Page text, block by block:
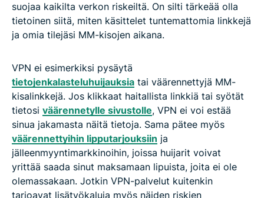
suojaa kaikilta verkon riskeiltä. On silti tärkeää olla
tietoinen siitä, miten käsittelet tuntemattomia linkkejä
ja omia tilejäsi MM-kisojen aikana.
VPN ei esimerkiksi pysäytä
tietojenkalasteluhuijauksia tai väärennettyjä MM-
kisalinkkejä. Jos klikkaat haitallista linkkiä tai syötät
tietosi väärennetylle sivustolle, VPN ei voi estää
sinua jakamasta näitä tietoja. Sama pätee myös
väärennettyihin lipputarjouksiin ja
jälleenmyyntimarkkinoihin, joissa huijarit voivat
yrittää saada sinut maksamaan lipuista, joita ei ole
olemassakaan. Jotkin VPN-palvelut kuitenkin
tarjoavat lisätyökaluja myös näiden riskien